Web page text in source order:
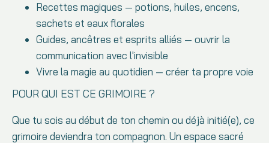
Recettes magiques — potions, huiles, encens,
sachets et eaux florales
Guides, ancêtres et esprits alliés — ouvrir la
communication avec l'invisible
Vivre la magie au quotidien — créer ta propre voie
POUR QUI EST CE GRIMOIRE ?
Que tu sois au début de ton chemin ou déjà initié(e), ce
grimoire deviendra ton compagnon. Un espace sacré